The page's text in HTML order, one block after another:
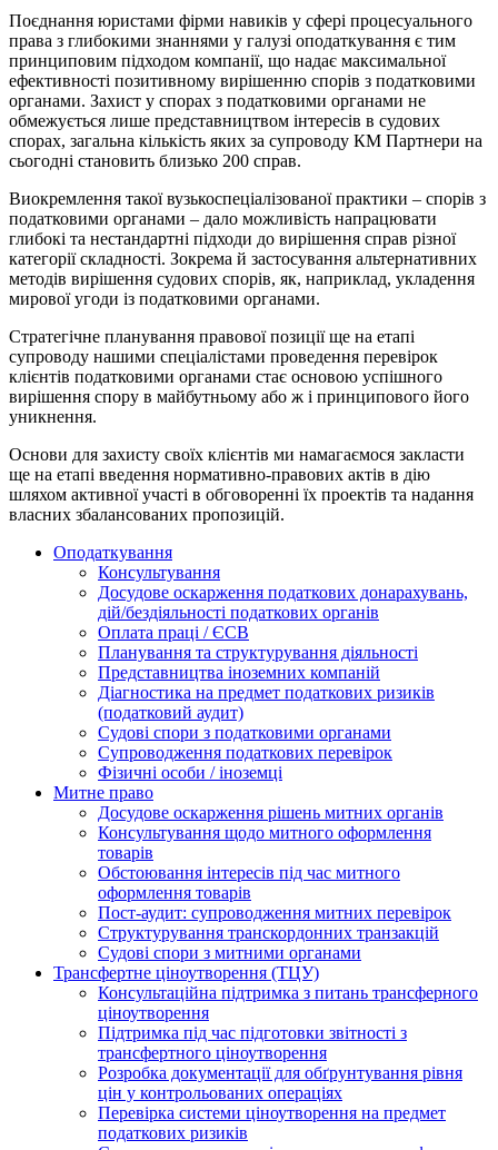
Поєднання юристами фірми навиків у сфері процесуального
права з глибокими знаннями у галузі оподаткування є тим
принциповим підходом компанії, що надає максимальної
ефективності позитивному вирішенню спорів з податковими
органами. Захист у спорах з податковими органами не
обмежується лише представництвом інтересів в судових
спорах, загальна кількість яких за супроводу КМ Партнери на
сьогодні становить близько 200 справ.
Виокремлення такої вузькоспеціалізованої практики – спорів з
податковими органами – дало можливість напрацювати
глибокі та нестандартні підходи до вирішення справ різної
категорії складності. Зокрема й застосування альтернативних
методів вирішення судових спорів, як, наприклад, укладення
мирової угоди із податковими органами.
Стратегічне планування правової позиції ще на етапі
супроводу нашими спеціалістами проведення перевірок
клієнтів податковими органами стає основою успішного
вирішення спору в майбутньому або ж і принципового його
уникнення.
Основи для захисту своїх клієнтів ми намагаємося закласти
ще на етапі введення нормативно-правових актів в дію
шляхом активної участі в обговоренні їх проектів та надання
власних збалансованих пропозицій.
Оподаткування
Консультування
Досудове оскарження податкових донарахувань,
дій/бездіяльності податкових органів
Оплата праці / ЄСВ
Планування та структурування діяльності
Представництва іноземних компаній
Діагностика на предмет податкових ризиків
(податковий аудит)
Судові спори з податковими органами
Супроводження податкових перевірок
Фізичні особи / іноземці
Митне право
Досудове оскарження рішень митних органів
Консультування щодо митного оформлення
товарів
Обстоювання інтересів під час митного
оформлення товарів
Пост-аудит: супроводження митних перевірок
Структурування транскордонних транзакцій
Судові спори з митними органами
Трансфертне ціноутворення (ТЦУ)
Консультаційна підтримка з питань трансферного
ціноутворення
Підтримка під час підготовки звітності з
трансфертного ціноутворення
Розробка документації для обґрунтування рівня
цін у контрольованих операціях
Перевірка системи ціноутворення на предмет
податкових ризиків